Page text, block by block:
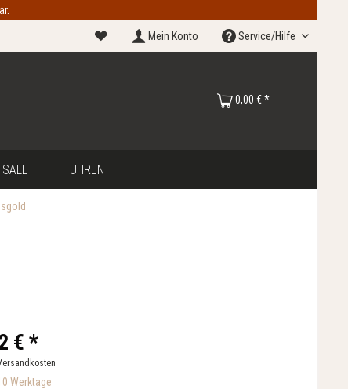
Mein Konto Service/Hilfe
0,00 € *
SALE UHREN
€ *
Werktage